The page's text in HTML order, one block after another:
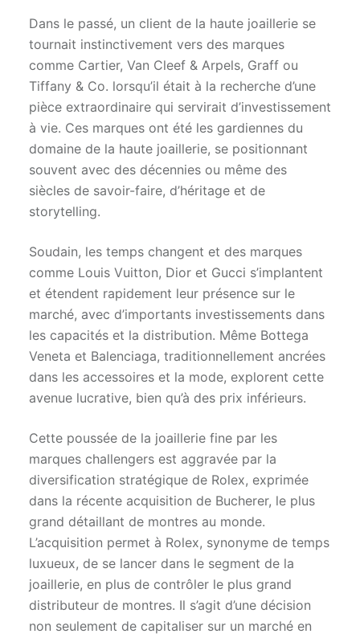
Dans le passé, un client de la haute joaillerie se
tournait instinctivement vers des marques
comme Cartier, Van Cleef & Arpels, Graff ou
Tiffany & Co. lorsqu’il était à la recherche d’une
pièce extraordinaire qui servirait d’investissement
à vie. Ces marques ont été les gardiennes du
domaine de la haute joaillerie, se positionnant
souvent avec des décennies ou même des
siècles de savoir-faire, d’héritage et de
storytelling.
Soudain, les temps changent et des marques
comme Louis Vuitton, Dior et Gucci s’implantent
et étendent rapidement leur présence sur le
marché, avec d’importants investissements dans
les capacités et la distribution. Même Bottega
Veneta et Balenciaga, traditionnellement ancrées
dans les accessoires et la mode, explorent cette
avenue lucrative, bien qu’à des prix inférieurs.
Cette poussée de la joaillerie fine par les
marques challengers est aggravée par la
diversification stratégique de Rolex, exprimée
dans la récente acquisition de Bucherer, le plus
grand détaillant de montres au monde.
L’acquisition permet à Rolex, synonyme de temps
luxueux, de se lancer dans le segment de la
joaillerie, en plus de contrôler le plus grand
distributeur de montres. Il s’agit d’une décision
non seulement de capitaliser sur un marché en